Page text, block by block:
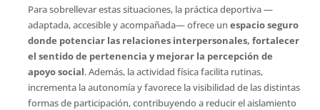
Para sobrellevar estas situaciones, la práctica deportiva —
adaptada, accesible y acompañada— ofrece un espacio seguro
donde potenciar las relaciones interpersonales, fortalecer
el sentido de pertenencia y mejorar la percepción de
apoyo social. Además, la actividad física facilita rutinas,
incrementa la autonomía y favorece la visibilidad de las distintas
formas de participación, contribuyendo a reducir el aislamiento